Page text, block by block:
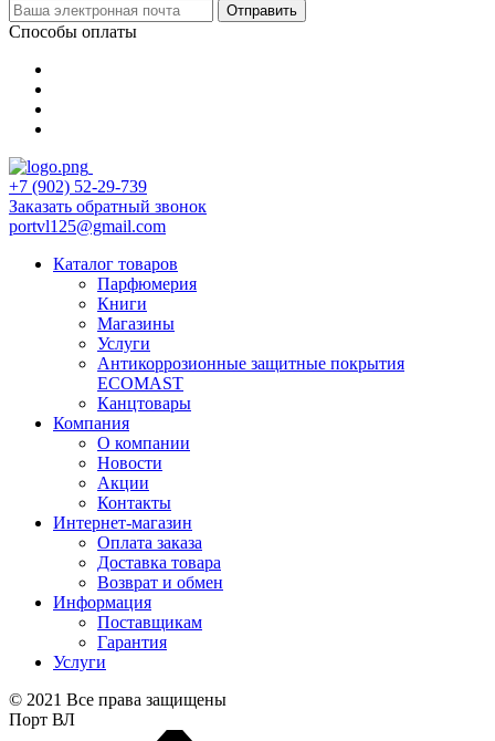
Отправить
Способы оплаты
+7 (902) 52-29-739
Заказать обратный звонок
portvl125@gmail.com
Каталог товаров
Парфюмерия
Книги
Магазины
Услуги
Антикоррозионные защитные покрытия
ECOMAST
Канцтовары
Компания
О компании
Новости
Акции
Контакты
Интернет-магазин
Оплата заказа
Доставка товара
Возврат и обмен
Информация
Поставщикам
Гарантия
Услуги
© 2021 Все права защищены
Порт ВЛ